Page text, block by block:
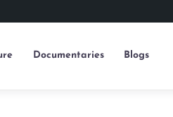
Documentaries Blogs